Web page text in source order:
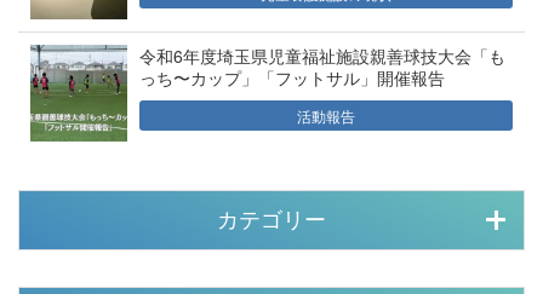
令和6年度埼玉県児童福祉施設親善球技大会「も
っち〜カップ」「フットサル」開催報告
活動報告
カテゴリー